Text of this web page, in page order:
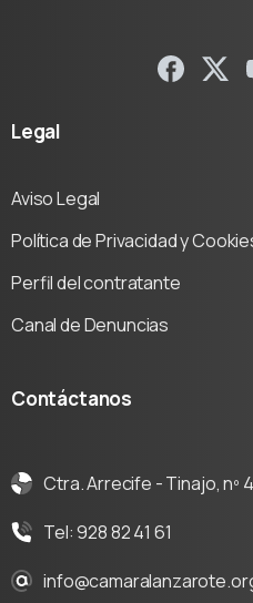
Legal
Aviso Legal
Política de Privacidad y
Perfil del contratante
Canal de Denuncias
Contáctanos
Ctra. Arrecife - Tinajo, nº
Tel: 928 82 41 61